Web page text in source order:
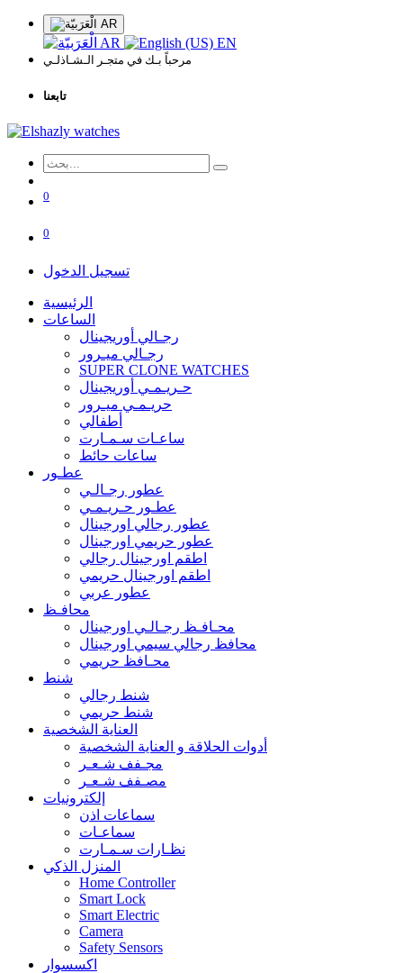
AR
AR EN
مرحباً بـك في متجـر الـشـاذلـي
تابعنا
0
0
تسجيل الدخول
الرئيسية
الساعات
رجـالي أوريجينال
رجـالي ميـرور
SUPER CLONE WATCHES
حـريـمـي أوريجينال
حريـمـي ميـرور
أطفالي
ساعـات سـمـارت
ساعات حائط
عطـور
عطور رجـالـي
عطـور حـريـمـي
عطور رجالي اورجينال
عطور حريمي اورجينال
اطقم اورجينال رجالي
اطقم اورجينال حريمي
عطور عربي
محافـظ
محـافـظ رجـالـي اورجينال
محافظ رجالي سيمي اورجينال
محـافظ حريمي
شنط
شنط رجالي
شنط حريمي
العناية الشخصية
أدوات الحلاقة و العناية الشخصية
مجـفف شـعـر
مصـفف شـعـر
إلكترونيات
سماعات اذن
سماعـات
نظـارات سـمـارت
المنزل الذكي
Home Controller
Smart Lock
Smart Electric
Camera
Safety Sensors
اكسسوار